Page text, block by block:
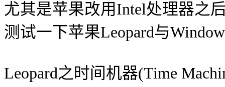
尤其是苹果改用Intel处理器之
测试一下苹果Leopard与
Leopard之时间机器(Time